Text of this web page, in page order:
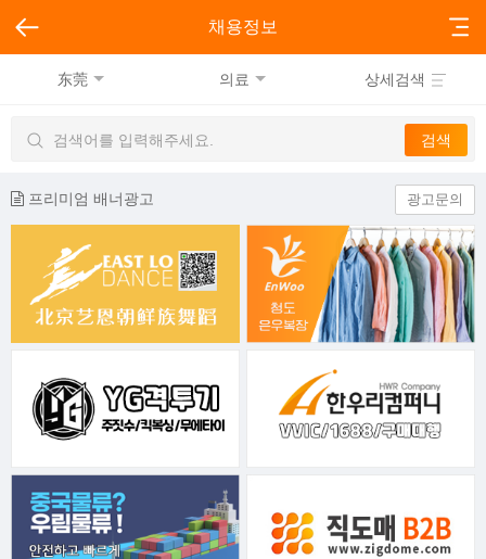
채용정보
东莞 의료 상세검색
프리미엄 배너광고 광고문의